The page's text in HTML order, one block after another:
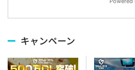
キャンペーン